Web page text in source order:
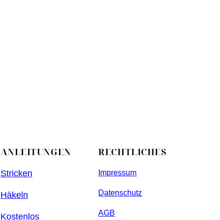
ANLEITUNGEN
Stricken
Häkeln
Kostenlos
RECHTLICHES
Impressum
Datenschutz
AGB